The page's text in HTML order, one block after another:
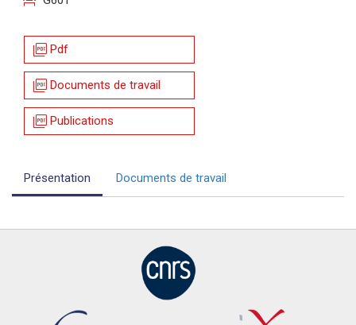
picture_as_pdf Pdf
picture_as_pdf Documents de travail
picture_as_pdf Publications
Présentation Documents de travail